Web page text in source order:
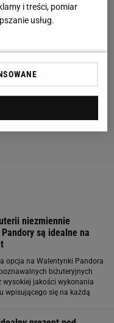
niezmiennie
są idealne na
opcja na Walentynki Pandora
biżuteryjnych
wysokiej jakości wykonania
wpisującego się na każdą
i treści, pomiar
usług.